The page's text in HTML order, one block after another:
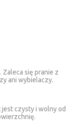
Zaleca się pranie z
ani wybielaczy.
jest czysty i wolny od